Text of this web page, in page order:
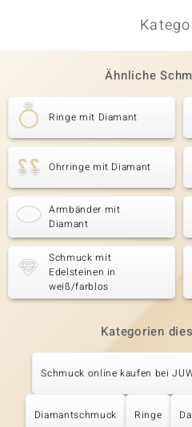
Ähnliche
Ringe mit Diamant
Ohrringe mit Diamant
Armbänder mit
Diamant
Schmuck mit
Edelsteinen in
weiß/farblos
Kategorien
Schmuck online kaufen bei
Diamantschmuck Ringe